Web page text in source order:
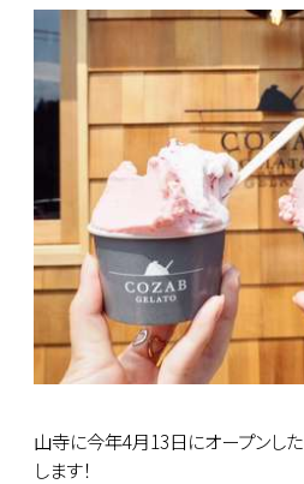
山寺に今年4月13日にオープンし
します！